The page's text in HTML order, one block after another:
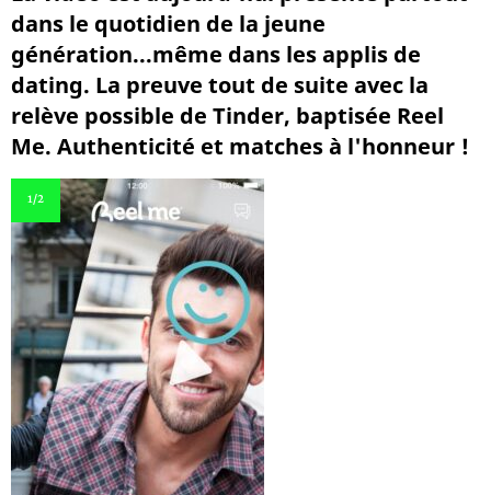
dans le quotidien de la jeune
génération...même dans les applis de
dating. La preuve tout de suite avec la
relève possible de Tinder, baptisée Reel
Me. Authenticité et matches à l'honneur !
1/2